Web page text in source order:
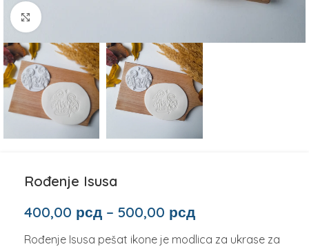
Click to enlarge
Rođenje Isusa
400,00 рсд – 500,00 рсд
Rođenje Isusa pešat ikone je modlica za ukrase za